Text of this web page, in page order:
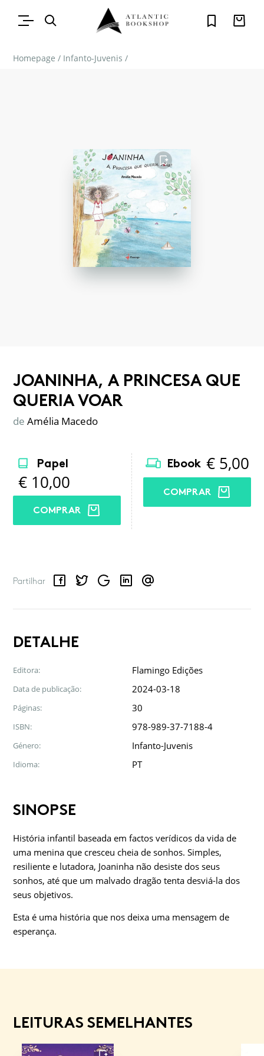
Homepage / Infanto-Juvenis /
FAVORITO
JOANINHA, A PRINCESA QUE
QUERIA VOAR
de Amélia Macedo
Papel
€ 10,00
COMPRAR
Ebook € 5,00
COMPRAR
Partilhar
FacebookTwitterGoogle LinkedInEmail
DETALHE
Editora: Flamingo Edições
Data de publicação: 2024-03-18
Páginas: 30
ISBN: 978-989-37-7188-4
Género: Infanto-Juvenis
Idioma: PT
SINOPSE
História infantil baseada em factos verídicos da vida de
uma menina que cresceu cheia de sonhos. Simples,
resiliente e lutadora, Joaninha não desiste dos seus
sonhos, até que um malvado dragão tenta desviá-la dos
seus objetivos.
Esta é uma história que nos deixa uma mensagem de
esperança.
LEITURAS SEMELHANTES